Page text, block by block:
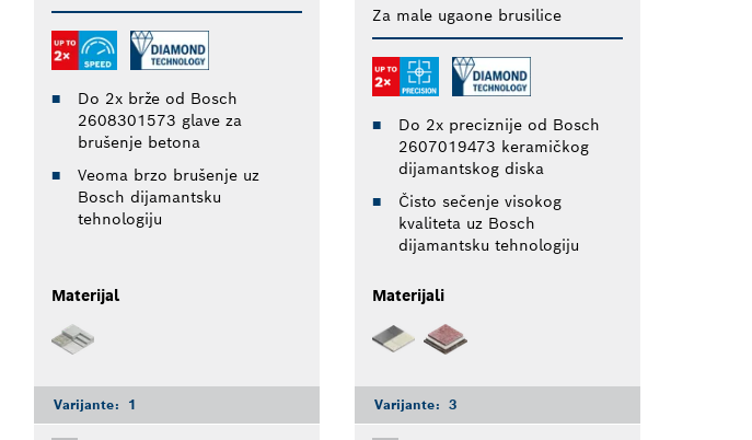
Do 2x brže od Bosch
2608301573 glave za
brušenje betona
Veoma brzo brušenje uz
Bosch dijamantsku
tehnologiju
Materijal
Varijante: 1
Za male ugaone brusilice
Do 2x preciznije od Bosch
2607019473 keramičkog
dijamantskog diska
Čisto sečenje visokog
kvaliteta uz Bosch
dijamantsku tehnologiju
Materijali
Varijante: 3